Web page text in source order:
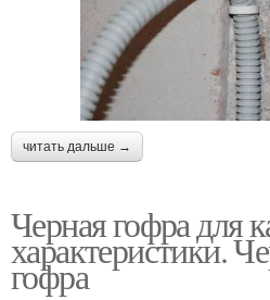
читать дальше →
Черная гофра для
характеристики.
гофра